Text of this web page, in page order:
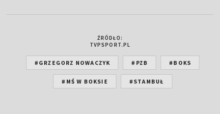
ŹRÓDŁO:
TVPSPORT.PL
#GRZEGORZ NOWACZYK #PZB #BOKS
#MŚ W BOKSIE #STAMBUŁ